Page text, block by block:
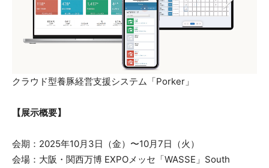
クラウド型養豚経営支援システム「Porker」
【展示概要】
会期：2025年10月3日（金）〜10月7日（火）
会場：大阪・関西万博 EXPOメッセ「WASSE」South